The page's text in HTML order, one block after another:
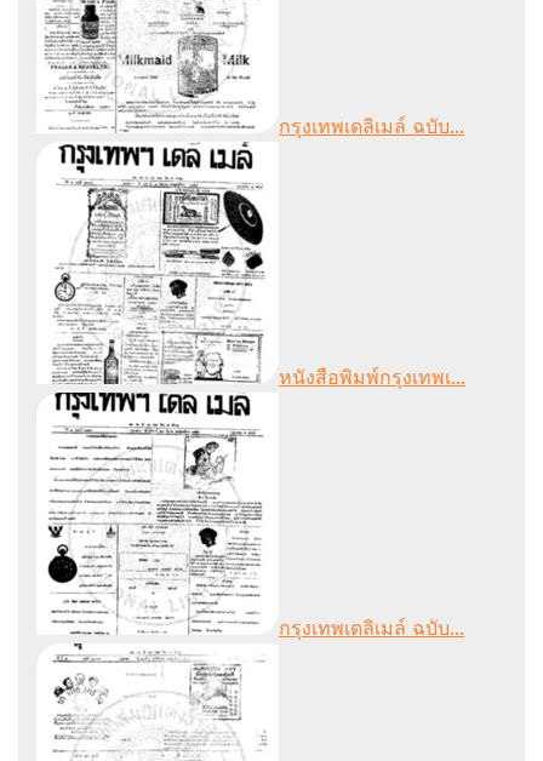
กรุงเทพเดลิเมล์ ฉบับ...
หนังสือพิมพ์กรุงเทพเ...
กรุงเทพเดลิเมล์ ฉบับ...